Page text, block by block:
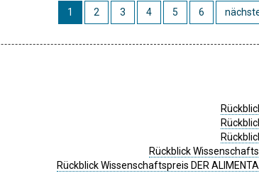
1 2 3 4 5 6
Rückblick
Rückblick Wissenschaftspreis DER